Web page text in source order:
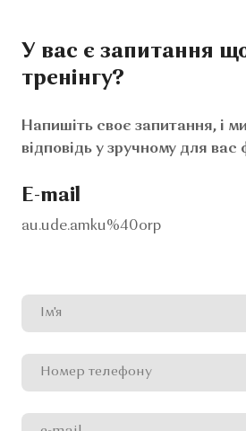
У вас є запитання
тренінгу?
Напишіть своє запитання, і
відповідь у зручному для вас
E-mail
au.ude.amku%40orp